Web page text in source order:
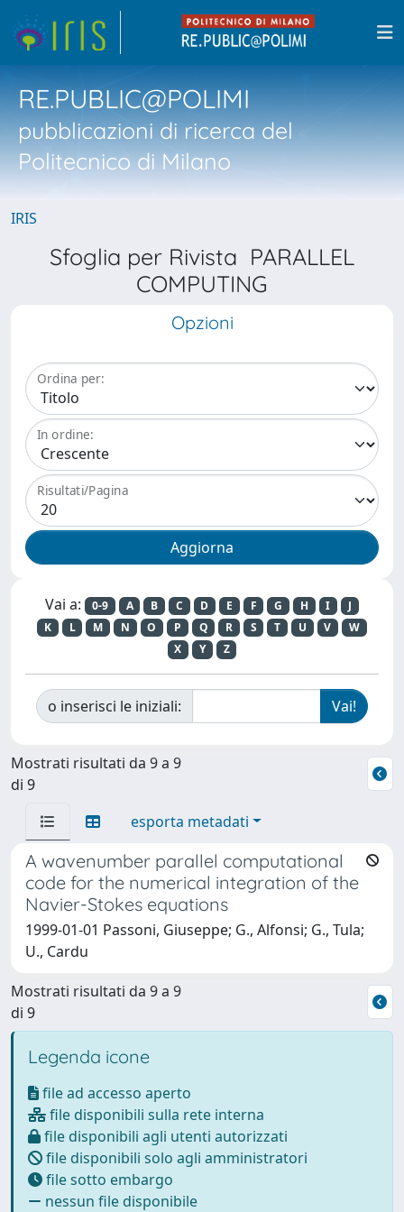
RE.PUBLIC@POLIMI
pubblicazioni di ricerca del
Politecnico di Milano
IRIS
Sfoglia per Rivista PARALLEL
COMPUTING
Opzioni
Ordina per:
In ordine:
Risultati/Pagina
Vai a: 0-9 A B C D E F G H I
J
K
L M N O P Q R S T U V
W
X
Y Z
o inserisci le iniziali:
Mostrati risultati da 9 a 9
di 9
esporta metadati
A wavenumber parallel computational
code for the numerical integration of the
Navier-Stokes equations
1999-01-01 Passoni, Giuseppe; G., Alfonsi; G., Tula;
U., Cardu
Mostrati risultati da 9 a 9
di 9
Legenda icone
file ad accesso aperto
file disponibili sulla rete interna
file disponibili agli utenti autorizzati
file disponibili solo agli amministratori
file sotto embargo
nessun file disponibile